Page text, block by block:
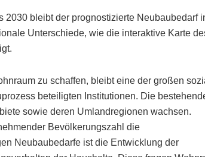
bleibt der prognostizierte Neubaubedarf
Unterschiede, wie die interaktive Karte
zu schaffen, bleibt eine der großen
beteiligten Institutionen. Die
sowie deren Umlandregionen wachsen.
Bevölkerungszahl die
Neubaubedarfe ist die Entwicklung der